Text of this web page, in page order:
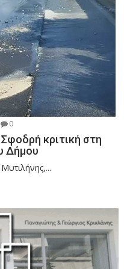
0
κριτική στη
Δήμου